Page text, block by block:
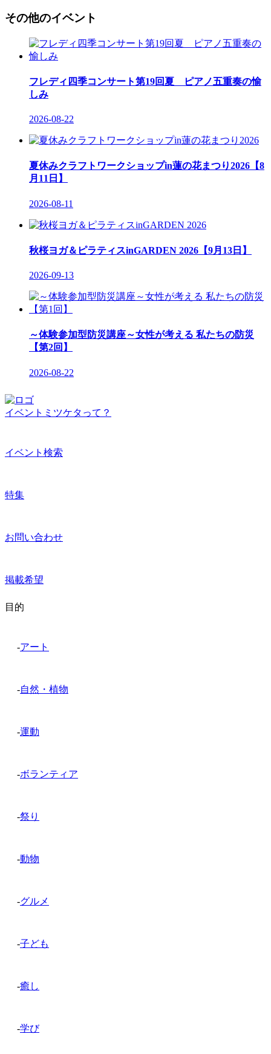
その他のイベント
フレディ四季コンサート第19回夏 ピアノ五重奏の愉
しみ
2026-08-22
夏休みクラフトワークショップin蓮の花まつり2026【8
月11日】
2026-08-11
秋桜ヨガ＆ピラティスinGARDEN 2026【9月13日】
2026-09-13
～体験参加型防災講座～女性が考える 私たちの防災
【第2回】
2026-08-22
イベントミツケタって？
イベント検索
特集
お問い合わせ
掲載希望
目的
-アート
-自然・植物
-運動
-ボランティア
-祭り
-動物
-グルメ
-子ども
-癒し
-学び